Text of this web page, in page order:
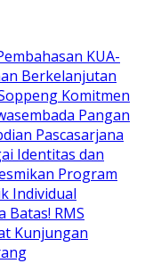
KUA-
Berkelanjutan
Komitmen
Pangan
Pascasarjana
Identitas dan
Program
Individual
Batas! RMS
Kunjungan